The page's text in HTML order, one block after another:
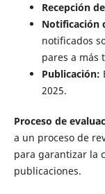
Recepción
Notificación
notificados
pares a más
Publicación:
2025.
Proceso de
a un proceso de
para garantizar la
publicaciones.